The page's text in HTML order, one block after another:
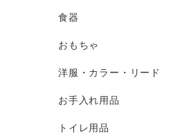
食器
おもちゃ
洋服・カラー・リード
お手入れ用品
トイレ用品